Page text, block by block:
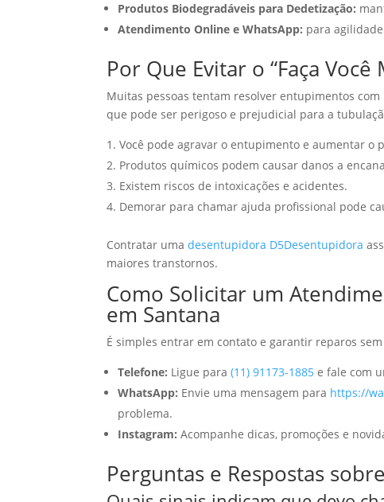
Produtos Biodegradáveis para Dedetização:
Atendimento Online e WhatsApp: para
Por Que Evitar o “Faça
Muitas pessoas tentam resolver entupimentos
que pode ser perigoso e prejudicial para a
Você pode agravar o entupimento e aumentar o
Produtos químicos podem causar danos a
Existem riscos de intoxicações e acidentes.
Demorar para chamar ajuda profissional pode
Contratar umadesentupidora D5Desentupidora
maiores transtornos.
Como Solicitar um
em Santana
É simples entrar em contato e garantir reparos
Telefone: Ligue para(11) 91173-1885 e fale com
WhatsApp: Envie uma mensagem para https://
problema.
Instagram: Acompanhe dicas, promoções e
Perguntas e Respostas